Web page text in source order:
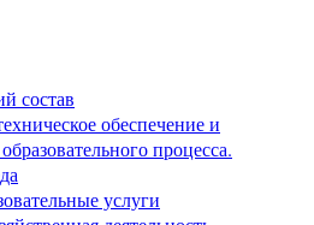
состав
обеспечение и
процесса.
услуги